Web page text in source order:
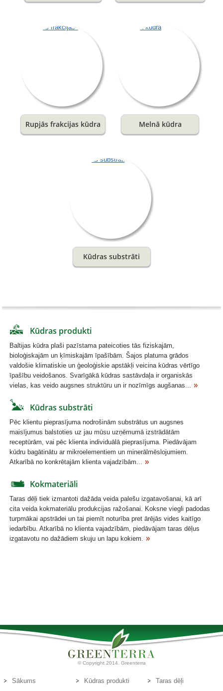
Rupjās frakcijas kūdra Melnā kūdra
Kūdras substrāti
Kūdras produkti
Baltijas kūdra plaši pazīstama pateicoties tās fiziskajām,
bioloģiskajām un ķīmiskajām īpašībām. Šajos platuma grādos
valdošie klimatiskie un ģeoloģiskie apstākļi veicina kūdras vērtīgo
īpašību veidošanos. Svarīgākā kūdras sastāvdaļa ir organiskās
vielas, kas veido augsnes struktūru un ir nozīmīgs augšanas...
Kūdras substrāti
Pēc klientu pieprasījuma nodrošinām substrātus un augsnes
maisījumus balstoties uz jau mūsu uzņēmumā izstrādātām
receptūrām, vai pēc klienta individuālā pieprasījuma. Piedāvājam
kūdru bagātinātu ar mikroelementiem un minerālmēslojumiem.
Atkarībā no konkrētajām klienta vajadzībām...
Kokmateriāli
Taras dēļi tiek izmantoti dažāda veida palešu izgatavošanai, kā arī
cita veida kokmateriālu produkcijas ražošanai. Koksne viegli padodas
turpmākai apstrādei un tai piemīt noturība pret ārējās vides kaitīgo
iedarbību. Atkarībā no klienta vajadzībām, piedāvājam taras dēļus
izgatavotu no dažādiem skuju un lapu kokiem.
© Copyright 2014. Greenterra
Sākums Kūdras produkti
Taras dēļi